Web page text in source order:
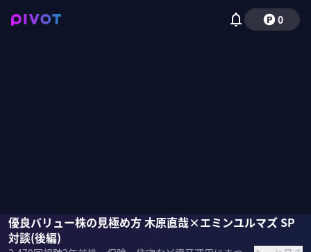
0
優良バリュー株の見極め方 木原直哉×エミンユルマズ SP
対談(後編)
エミン・ユルマズ木原直哉佐々木紀彦